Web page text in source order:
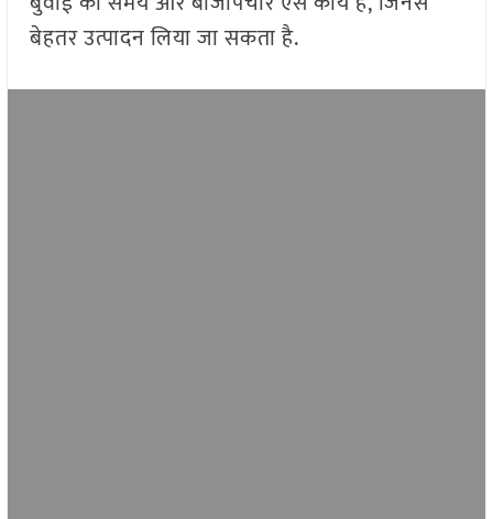
बेहतर उत्पादन लिया जा सकता है.